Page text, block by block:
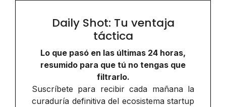
Daily Shot: Tu ventaja
táctica
Lo que pasó en las últimas 24 horas,
resumido para que tú no tengas que
filtrarlo.
Suscríbete para recibir cada mañana la
curaduría definitiva del ecosistema startup